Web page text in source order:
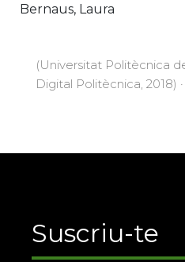
Bernaus, Laura
(Universitat Politècnica
Digital Politècnica, 2018)
Suscriu-te